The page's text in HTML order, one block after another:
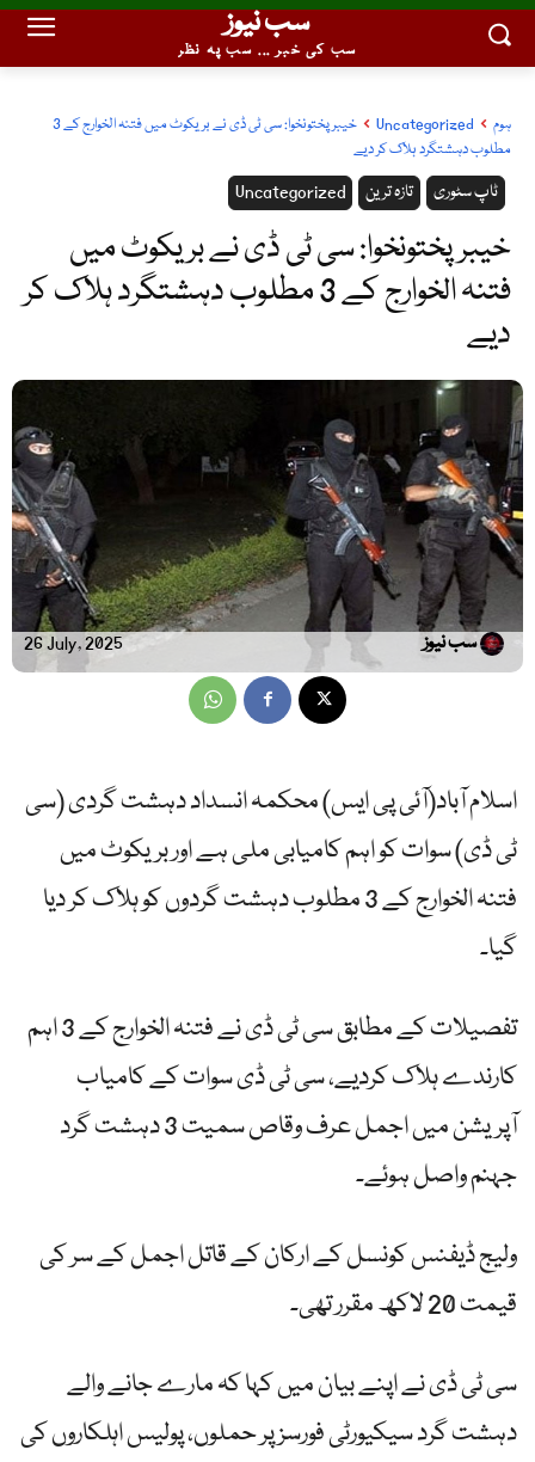
سب نیوز
سب کی خبر ... سب پہ نظر
ہوم Uncategorized
خیبرپختونخوا: سی ٹی ڈی نے بریکوٹ میں فتنہ الخوارج کے 3
مطلوب دہشتگرد ہلاک کر دیے
Uncategorized تازہ ترین ٹاپ سٹوری
خیبرپختونخوا: سی ٹی ڈی نے بریکوٹ میں
فتنہ الخوارج کے 3 مطلوب دہشتگرد ہلاک کر
دیے
26 July, 2025 سب نیوز
اسلام آباد(آئی پی ایس) محکمہ انسداد دہشت گردی (سی
ٹی ڈی) سوات کو اہم کامیابی ملی ہے اور بریکوٹ میں
فتنہ الخوارج کے 3 مطلوب دہشت گردوں کو ہلاک کر دیا
گیا۔
تفصیلات کے مطابق سی ٹی ڈی نے فتنہ الخوارج کے 3 اہم
کارندے ہلاک کردیے، سی ٹی ڈی سوات کے کامیاب
آپریشن میں اجمل عرف وقاص سمیت 3 دہشت گرد
جہنم واصل ہوئے۔
ولیج ڈیفنس کونسل کے ارکان کے قاتل اجمل کے سر کی
قیمت 20 لاکھ مقرر تھی۔
سی ٹی ڈی نے اپنے بیان میں کہا کہ مارے جانے والے
دہشت گرد سیکیورٹی فورسز پر حملوں، پولیس اہلکاروں کی